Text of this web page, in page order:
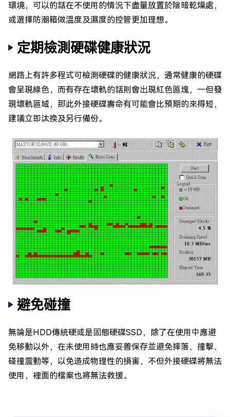
環境，可以的話在不使用的情況下盡量放置於陰暗乾燥處，
或選擇防潮箱做溫度及濕度的控管更加理想。
定期檢測硬碟健康狀況
網路上有許多程式可檢測硬碟的健康狀況，通常健康的硬碟
會呈現綠色，而有存在壞軌的話則會出現紅色區塊，一但發
現壞軌區域，那此外接硬碟壽命有可能會比預期的來得短，
建議立即汰換及另行備份。
避免碰撞
無論是HDD傳統硬或是固態硬碟SSD，除了在使用中應避
免移動以外，在未使用時也應妥善保存並避免摔落、撞擊、
碰撞震動等，以免造成物理性的損害，不但外接硬碟將無法
使用，裡面的檔案也將無法救援。